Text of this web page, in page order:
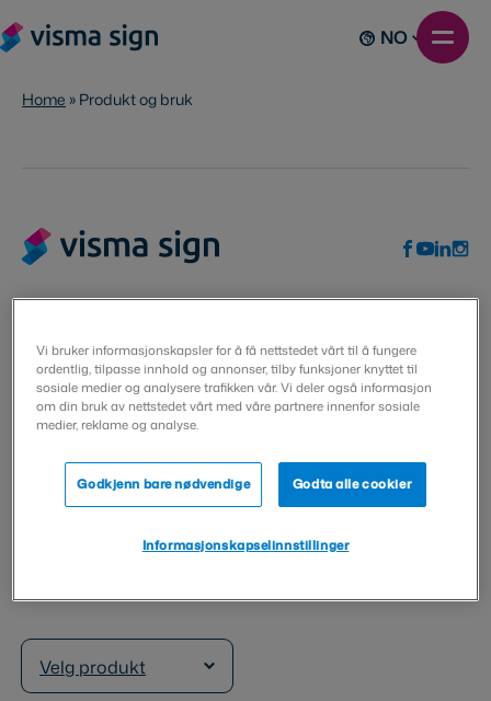
NO
Home » Produkt og bruk
Visma Solutions Oy
Villimiehenkatu 10
53100 Lappeenranta
Veturitie 11 T 141
Velg produkt
Vi bruker informasjonskapsler for å få nettstedet vårt til å fungere
ordentlig, tilpasse innhold og annonser, tilby funksjoner knyttet til
sosiale medier og analysere trafikken vår. Vi deler også informasjon
om din bruk av nettstedet vårt med våre partnere innenfor sosiale
medier, reklame og analyse.
Godkjenn bare nødvendige Godta alle cookier
Informasjonskapselinnstillinger